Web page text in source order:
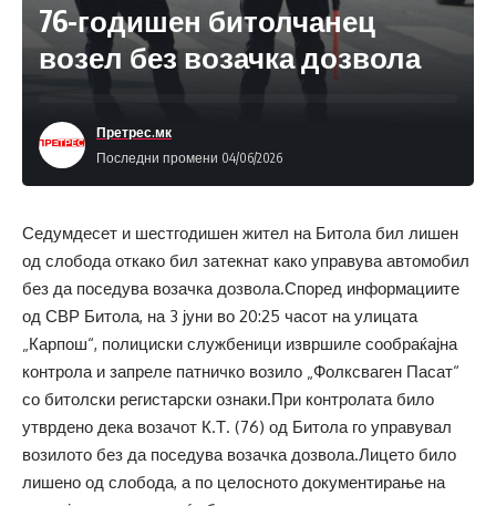
76-годишен битолчанец
возел без возачка дозвола
Последни промени 04/06/2026
Претрес.мк
Седумдесет и шестгодишен жител на Битола бил лишен
од слобода откако бил затекнат како управува автомобил
без да поседува возачка дозвола.Според информациите
од СВР Битола, на 3 јуни во 20:25 часот на улицата
„Карпош“, полициски службеници извршиле сообраќајна
контрола и запреле патничко возило „Фолксваген Пасат“
со битолски регистарски ознаки.При контролата било
утврдено дека возачот К.Т. (76) од Битола го управувал
возилото без да поседува возачка дозвола.Лицето било
лишено од слобода, а по целосното документирање на